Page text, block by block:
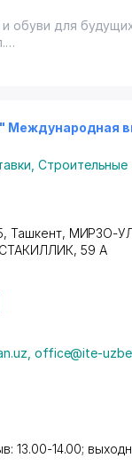
обуви для
Международная
Строительные
Ташкент, МИРЗО-
, 59 А
office@ite-
13.00-14.00;